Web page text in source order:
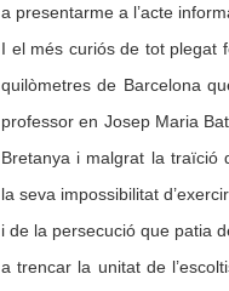
a presentarme a l’acte
I el més curiós de tot plegat
quilòmetres de Barcelona
professor en Josep Maria
Bretanya i malgrat la traïció
la seva impossibilitat
i de la persecució que patia
a trencar la unitat de